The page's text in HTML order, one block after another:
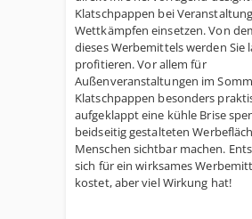
Klatschpappen bei
Wettkämpfen einsetzen. Von
dieses Werbemittels werden Sie
profitieren. Vor allem für
Außenveranstaltungen im
Klatschpappen besonders
aufgeklappt eine kühle Brise
beidseitig gestalteten
Menschen sichtbar machen.
sich für ein wirksames
kostet, aber viel Wirkung hat!